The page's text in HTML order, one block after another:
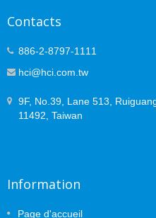
Contacts
886-2-8797-1111
hci@hci.com.tw
9F, No.39, Lane 513,
11492, Taiwan
Information
Page d'accueil